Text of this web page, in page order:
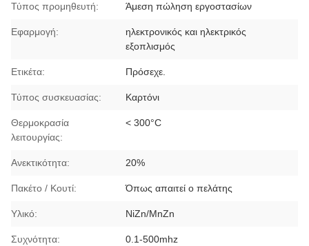
Τύπος προμηθευτή: Άμεση πώληση εργοστασίων
Εφαρμογή:
ηλεκτρονικός και ηλεκτρικός
εξοπλισμός
Ετικέτα: Πρόσεχε.
Τύπος συσκευασίας: Καρτόνι
Θερμοκρασία
λειτουργίας:
< 300°C
Ανεκτικότητα: 20%
Πακέτο / Κουτί: Όπως απαιτεί ο πελάτης
Υλικό: NiZn/MnZn
Συχνότητα: 0.1-500mhz